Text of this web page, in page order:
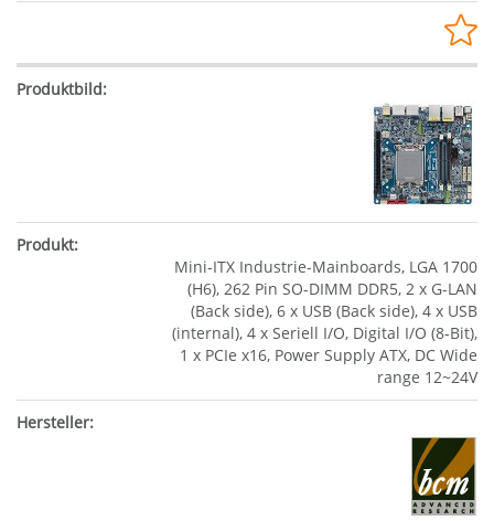
Mini-ITX Industrie-Mainboards, LGA 1700
(H6), 262 Pin SO-DIMM DDR5, 2 x G-LAN
(Back side), 6 x USB (Back side), 4 x USB
(internal), 4 x Seriell I/O, Digital I/O (8-Bit),
1 x PCIe x16, Power Supply ATX, DC Wide
range 12~24V